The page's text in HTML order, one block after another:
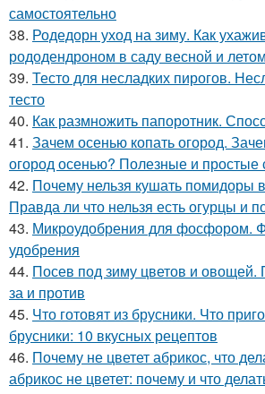
самостоятельно
38. Родедорн уход на зиму. Как
рододендроном в саду весной и
39. Тесто для несладких пирогов.
тесто
40. Как размножить папоротник.
41. Зачем осенью копать огород.
огород осенью? Полезные и простые
42. Почему нельзя кушать помидоры
Правда ли что нельзя есть огурцы и
43. Микроудобрения для фосфором.
удобрения
44. Посев под зиму цветов и овощей.
за и против
45. Что готовят из брусники. Что
брусники: 10 вкусных рецептов
46. Почему не цветет абрикос, что
абрикос не цветет: почему и что